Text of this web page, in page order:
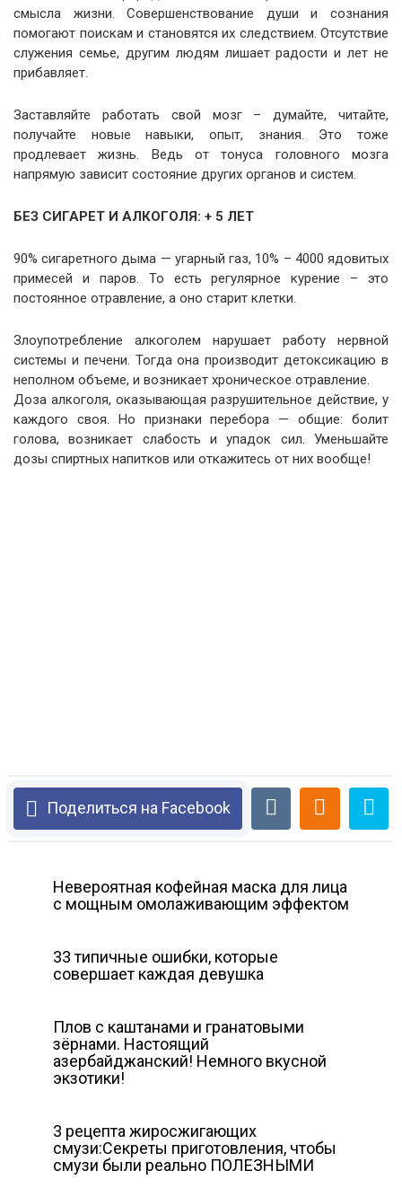
смысла жизни. Совершенствование души и сознания
помогают поискам и становятся их следствием. Отсутствие
служения семье, другим людям лишает радости и лет не
прибавляет.
Заставляйте работать свой мозг – думайте, читайте,
получайте новые навыки, опыт, знания. Это тоже
продлевает жизнь. Ведь от тонуса головного мозга
напрямую зависит состояние других органов и систем.
БЕЗ СИГАРЕТ И АЛКОГОЛЯ: + 5 ЛЕТ
90% сигаретного дыма — угарный газ, 10% – 4000 ядовитых
примесей и паров. То есть регулярное курение – это
постоянное отравление, а оно старит клетки.
Злоупотребление алкоголем нарушает работу нервной
системы и печени. Тогда она производит детоксикацию в
неполном объеме, и возникает хроническое отравление.
Доза алкоголя, оказывающая разрушительное действие, у
каждого своя. Но признаки перебора — общие: болит
голова, возникает слабость и упадок сил. Уменьшайте
дозы спиртных напитков или откажитесь от них вообще!
Поделиться на Facebook
Невероятная кофейная маска для лица
с мощным омолаживающим эффектом
33 типичные ошибки, которые
совершает каждая девушка
Плов с каштанами и гранатовыми
зёрнами. Настоящий
азербайджанский! Немного вкусной
экзотики!
3 рецепта жиросжигающих
смузи:Секреты приготовления, чтобы
смузи были реально ПОЛЕЗНЫМИ